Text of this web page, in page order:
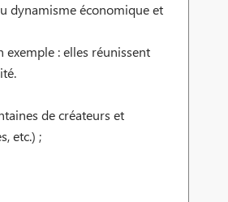
dynamisme économique et
exemple : elles réunissent
de créateurs et
etc.) ;